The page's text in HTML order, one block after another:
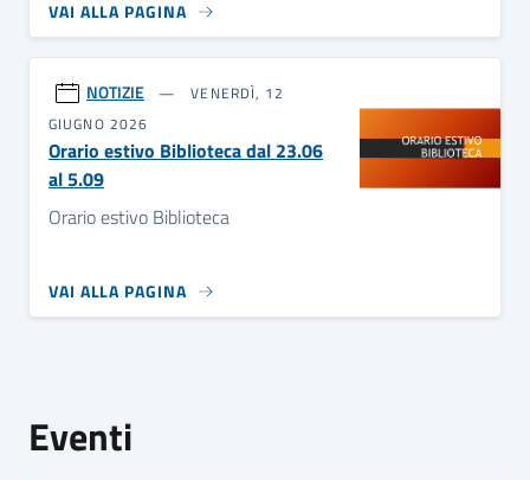
VAI ALLA PAGINA
NOTIZIE
VENERDÌ, 12
GIUGNO 2026
Orario estivo Biblioteca dal 23.06
al 5.09
Orario estivo Biblioteca
VAI ALLA PAGINA
Eventi